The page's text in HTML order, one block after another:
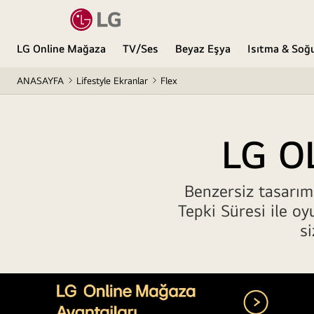
LG Online Mağaza TV/Ses Beyaz Eşya Isıtma &
ANASAYFA Lifestyle Ekranlar Flex
LG
Benzersiz
Tepki Süresi ile